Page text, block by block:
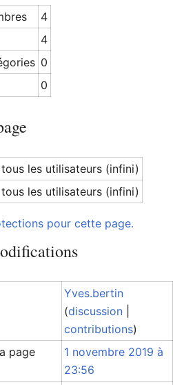
4
4
0
0
les utilisateurs (infini)
les utilisateurs (infini)
pour cette page.
Yves.bertin
(discussion
contributions)
page
1 novembre 2019 à
23:56